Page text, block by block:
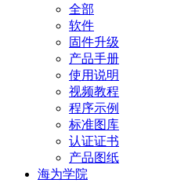
全部
软件
固件升级
产品手册
使用说明
视频教程
程序示例
标准图库
认证证书
产品图纸
海为学院